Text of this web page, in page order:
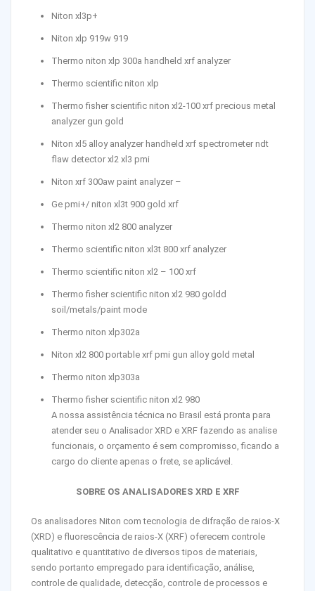
Niton xl3p+
Niton xlp 919w 919
Thermo niton xlp 300a handheld xrf analyzer
Thermo scientific niton xlp
Thermo fisher scientific niton xl2-100 xrf precious metal
analyzer gun gold
Niton xl5 alloy analyzer handheld xrf spectrometer ndt
flaw detector xl2 xl3 pmi
Niton xrf 300aw paint analyzer –
Ge pmi+/ niton xl3t 900 gold xrf
Thermo niton xl2 800 analyzer
Thermo scientific niton xl3t 800 xrf analyzer
Thermo scientific niton xl2 – 100 xrf
Thermo fisher scientific niton xl2 980 goldd
soil/metals/paint mode
Thermo niton xlp302a
Niton xl2 800 portable xrf pmi gun alloy gold metal
Thermo niton xlp303a
Thermo fisher scientific niton xl2 980
A nossa assistência técnica no Brasil está pronta para
atender seu o Analisador XRD e XRF fazendo as analise
funcionais, o orçamento é sem compromisso, ficando a
cargo do cliente apenas o frete, se aplicável.
SOBRE OS ANALISADORES XRD E XRF
Os analisadores Niton com tecnologia de difração de raios-X
(XRD) e fluorescência de raios-X (XRF) oferecem controle
qualitativo e quantitativo de diversos tipos de materiais,
sendo portanto empregado para identificação, análise,
controle de qualidade, detecção, controle de processos e